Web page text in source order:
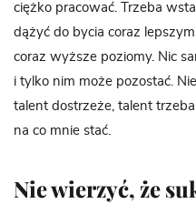
ciężko pracować. Trzeba
dążyć do bycia coraz
coraz wyższe poziomy. Nic
i tylko nim może pozostać.
talent dostrzeże, talent
na co mnie stać.
Nie wierzyć, że